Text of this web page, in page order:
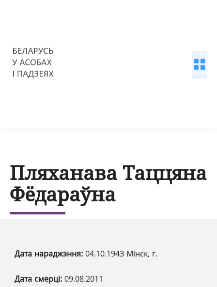
Пляханава Таццяна
Фёдараўна
Дата нараджэння: 04.10.1943 Мінск, г.
Дата смерці: 09.08.2011